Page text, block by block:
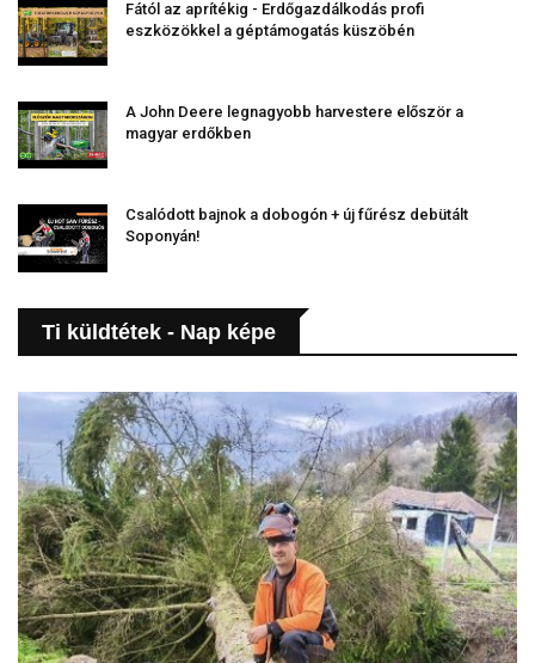
Fától az aprítékig - Erdőgazdálkodás profi
eszközökkel a géptámogatás küszöbén
A John Deere legnagyobb harvestere először a
magyar erdőkben
Csalódott bajnok a dobogón + új fűrész debütált
Soponyán!
Ti küldtétek - Nap képe